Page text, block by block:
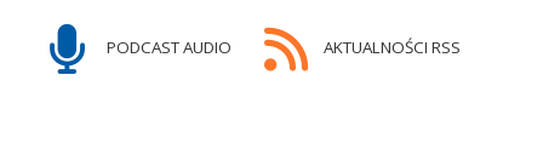
PODCAST AUDIO AKTUALNOŚCI RSS